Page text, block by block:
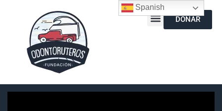
DONAR
Spanish